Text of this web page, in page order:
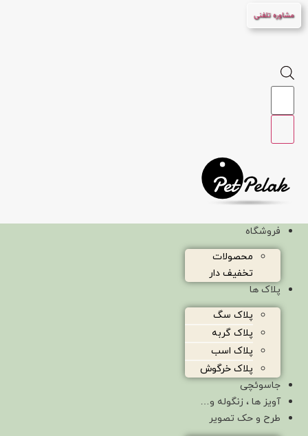
پرش
به
مشاوره تلفنی
Products
فروشگاه
محصولات
تخفیف دار
پلاک ها
پلاک سگ
پلاک گربه
پلاک اسب
پلاک خرگوش
جاسوئچی
آویز ها ، زنگوله و…
طرح و حک تصویر